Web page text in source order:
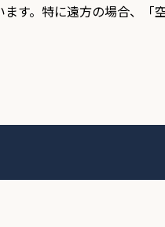
す。特に遠方の場合、「